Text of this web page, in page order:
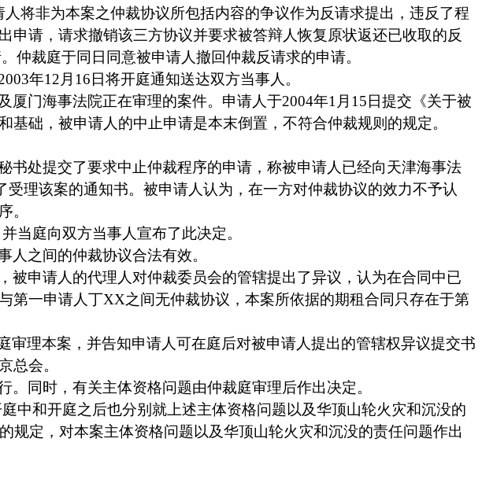
将非为本案之仲裁协议所包括内容的争议作为反请求提出，违反了程
请，请求撤销该三方协议并要求被答辩人恢复原状返还已收取的反
仲裁庭于同日同意被申请人撤回仲裁反请求的申请。
年12 月 16日将开庭通知送达双方当事人。
厦门海事法院正在审理的案件。申请人于2004年1 月 15日提交《关于被
础，被申请人的中止申请是本末倒置，不符合仲裁规则的规定。
书处提交了要求中止仲裁程序的申请，称被申请人已经向天津海事法
受理该案的通知书。被申请人认为，在一方对仲裁协议的效力不予认
。
当庭向双方当事人宣布了此决定。
人之间的仲裁协议合法有效。
被申请人的代理人对仲裁委员会的管辖提出了异议，认为在合同中已
第一申请人丁XX之间无仲裁协议，本案所依据的期租合同只存在于第
审理本案，并告知申请人可在庭后对被申请人提出的管辖权异议提交书
总会。
同时，有关主体资格问题由仲裁庭审理后作出决定。
中和开庭之后也分别就上述主体资格问题以及华顶山轮火灾和沉没的
规定，对本案主体资格问题以及华顶山轮火灾和沉没的责任问题作出